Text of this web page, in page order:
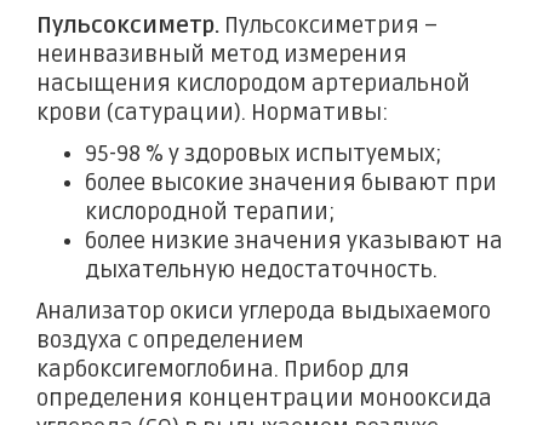
Пульсоксиметр. Пульсоксиметрия –
неинвазивный метод измерения
насыщения кислородом артериальной
крови (сатурации). Нормативы:
95-98 % у здоровых испытуемых;
более высокие значения бывают при
кислородной терапии;
более низкие значения указывают на
дыхательную недостаточность.
Анализатор окиси углерода выдыхаемого
воздуха с определением
карбоксигемоглобина. Прибор для
определения концентрации монооксида